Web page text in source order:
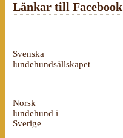
Länkar till Facebook
Svenska
lundehundsällskapet
Norsk
lundehund i
Sverige